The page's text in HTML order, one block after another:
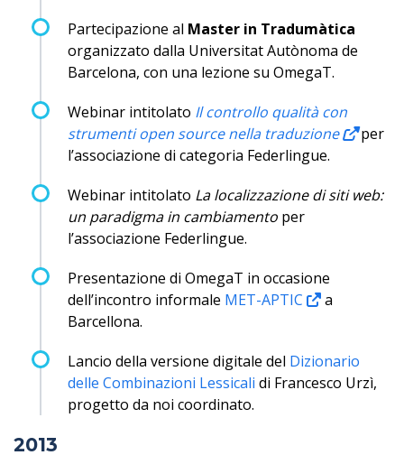
Partecipazione al Master in Tradumàtica
organizzato dalla Universitat Autònoma de
Barcelona, con una lezione su OmegaT.
Webinar intitolato Il controllo qualità con
strumenti open source nella traduzione
per
l’associazione di categoria Federlingue.
Webinar intitolato La localizzazione di siti web:
un paradigma in cambiamento per
l’associazione Federlingue.
Presentazione di OmegaT in occasione
dell’incontro informale MET-APTIC
a
Barcellona.
Lancio della versione digitale del Dizionario
delle Combinazioni Lessicali di Francesco Urzì,
progetto da noi coordinato.
2013